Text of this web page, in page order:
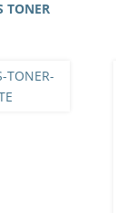
TONER